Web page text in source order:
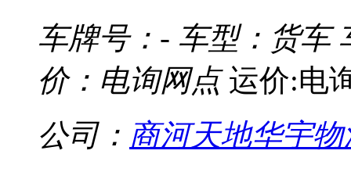
车牌号：- 车型：货车
价：电询网点运价:电
公司： 商河天地华宇物